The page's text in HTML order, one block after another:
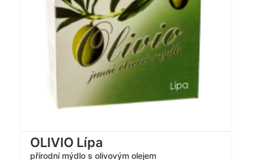
OLIVIO Lípa
přírodní mýdlo s olivovým olejem